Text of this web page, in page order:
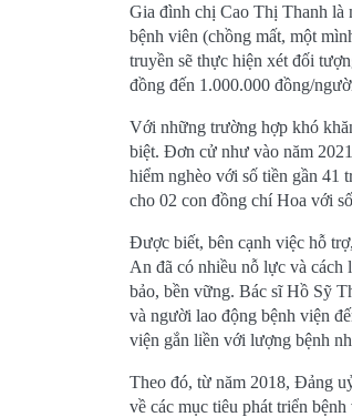
Gia đình chị Cao Thị Thanh là
bệnh viên (chồng mất, một
truyền sẽ thực hiện xét đối
đồng đến 1.000.000 đồng/
Với những trường hợp khó
biệt. Đơn cử như vào năm
hiểm nghèo với số tiền gần 41
cho 02 con đồng chí Hoa với
Được biết, bên cạnh việc hỗ
An đã có nhiều nỗ lực và cách
bảo, bền vững. Bác sĩ Hồ Sỹ
và người lao động bệnh viện
viện gắn liền với lượng bệnh
Theo đó, từ năm 2018, Đảng
về các mục tiêu phát triển